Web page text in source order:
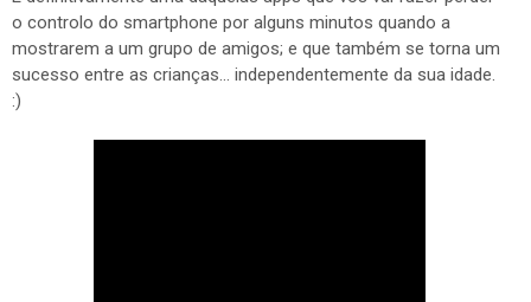
o controlo do smartphone por alguns minutos quando a
mostrarem a um grupo de amigos; e que também se torna um
sucesso entre as crianças... independentemente da sua idade.
:)